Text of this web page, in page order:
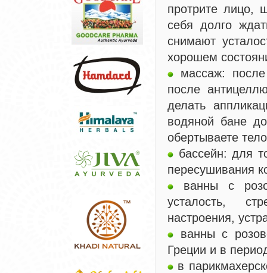
протрите лицо,
себя долго
снимают
хорошем
массаж:
после
делать
водяной бане
обертываете
бассейн: для
пересушивания
ванны с
усталость,
настроения,
ванны с
Греции и в
в